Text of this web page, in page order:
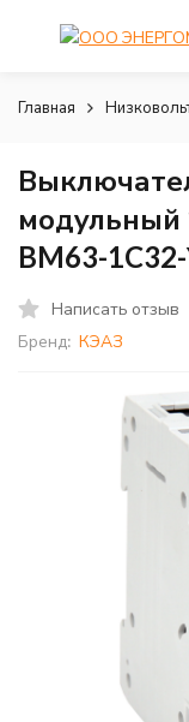
Главная
модульный
BM63-
Написать отзыв
Бренд: КЭАЗ